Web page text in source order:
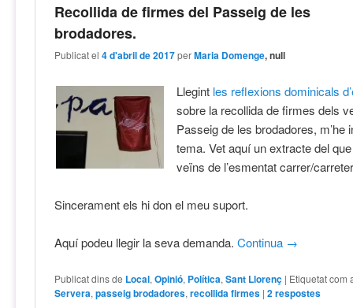
Recollida de firmes del Passeig de les
brodadores.
Publicat el4 d'abril de 2017 perMaria Domenge, null
Llegint les reflexions dominicals
sobre la recollida de firmes dels
Passeig de les brodadores, m’he
tema. Vet aquí un extracte del
veïns de l’esmentat carrer/
Sincerament els hi don el meu suport.
Aquí podeu llegir la seva demanda.Continua →
Publicat dins de Local,Opinió, Política,Sant Llorenç | Etiquetat com
Servera,passeig brodadores,recollida firmes |2respostes